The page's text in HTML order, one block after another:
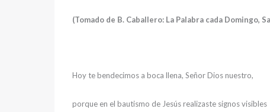
(Tomado de B. Caballero: La Palabra cada Domingo,
Hoy te bendecimos a boca llena, Señor Dios nuestro,
porque en el bautismo de Jesús realizaste signos visibles